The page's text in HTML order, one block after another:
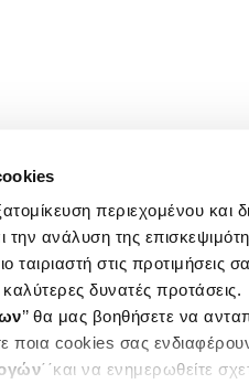
περιεχομένου και
ανάλυση της
στις προτιμήσεις
δυνατές προτάσεις.
’’ θα μας βοηθήσετε να
ποια cookies σας
΄΄και να ενημερωθείτε